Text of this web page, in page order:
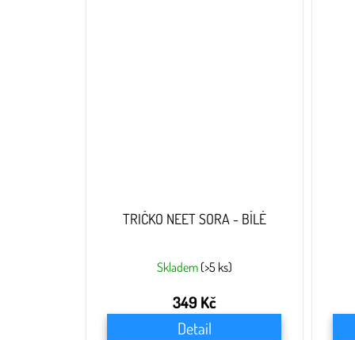
TRIČKO NEET SORA - BÍLÉ
Skladem (>5 ks)
349 Kč
Detail